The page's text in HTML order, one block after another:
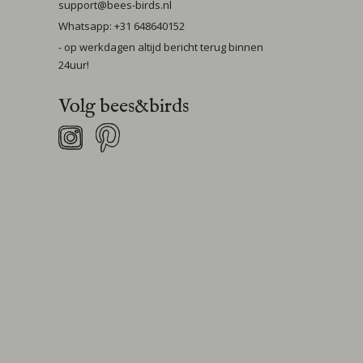
support@bees-birds.nl
Whatsapp: +31 648640152
- op werkdagen altijd bericht terug binnen
24uur!
Volg bees&birds